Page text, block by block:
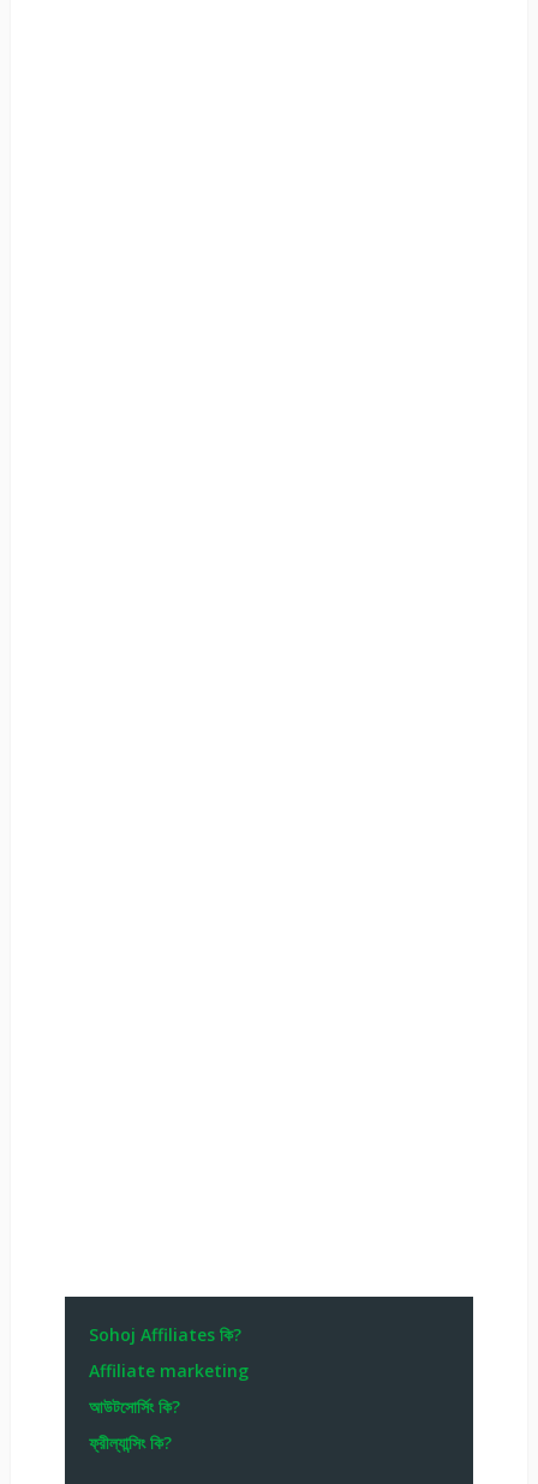
Sohoj Affiliates কি?
Affiliate marketing
আউটসোর্সিং কি?
ফ্রীল্যান্সিং কি?